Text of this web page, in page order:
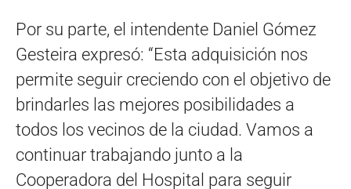
Por su parte, el intendente Daniel Gómez
Gesteira expresó: “Esta adquisición nos
permite seguir creciendo con el objetivo de
brindarles las mejores posibilidades a
todos los vecinos de la ciudad. Vamos a
continuar trabajando junto a la
Cooperadora del Hospital para seguir